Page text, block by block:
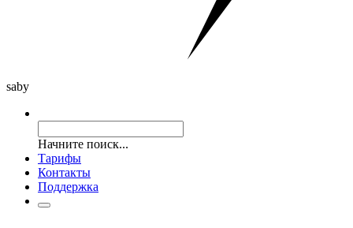
saby
Начните поиск...
Тарифы
Контакты
Поддержка